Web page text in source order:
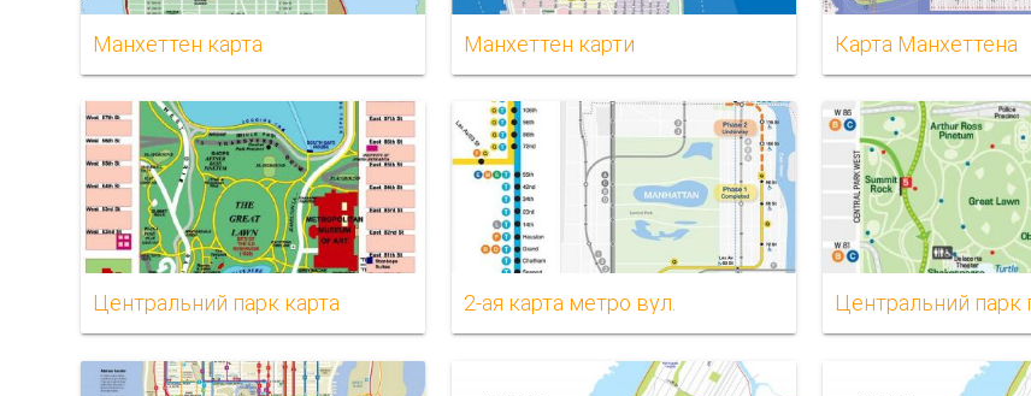
Манхеттен карта Манхеттен карти Карта Манхеттена
Центральний парк карта 2-ая карта метро вул.